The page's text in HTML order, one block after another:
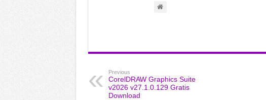
Previous
CorelDRAW Graphics Suite
v2026 v27.1.0.129 Gratis
Download